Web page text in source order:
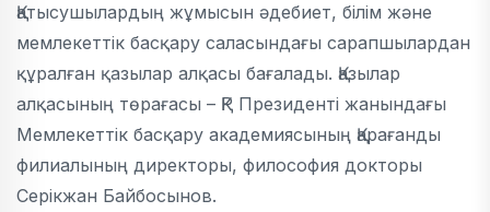
Қатысушылардың жұмысын әдебиет, білім және
мемлекеттік басқару саласындағы сарапшылардан
құралған қазылар алқасы бағалады. Қазылар
алқасының төрағасы – ҚР Президенті жанындағы
Мемлекеттік басқару академиясының Қарағанды
филиалының директоры, философия докторы
Серікжан Байбосынов.